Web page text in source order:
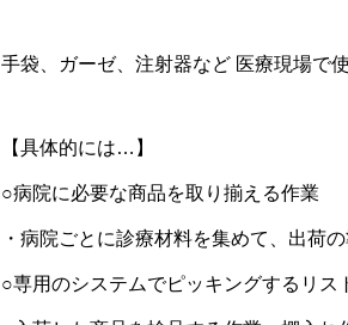
手袋、ガーゼ、注射器など 医療現場で
【具体的には…】
○病院に必要な商品を取り揃える作業
・病院ごとに診療材料を集めて、出荷
○専用のシステムでピッキングするリス